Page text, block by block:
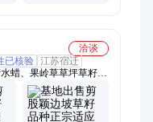
洽谈
已核验 江苏宿迁
蜡、果岭草草坪草籽、
染井吉野